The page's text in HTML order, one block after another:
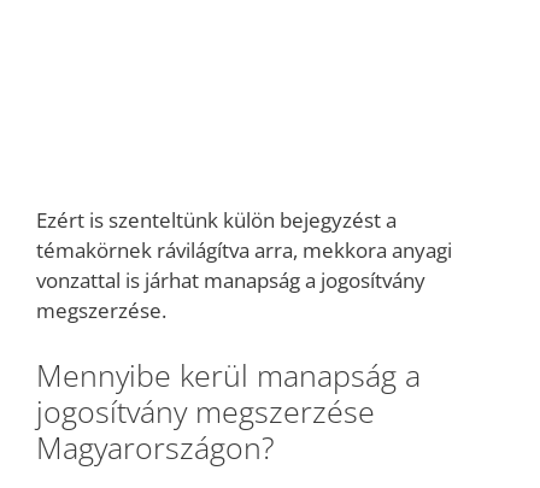
Ezért is szenteltünk külön bejegyzést a
témakörnek rávilágítva arra, mekkora anyagi
vonzattal is járhat manapság a jogosítvány
megszerzése.
Mennyibe kerül manapság a
jogosítvány megszerzése
Magyarországon?